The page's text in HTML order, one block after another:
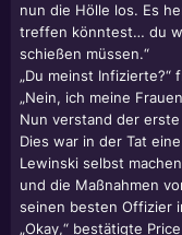
nun die Hölle los. Es
treffen könntest… du
schießen müssen.“
„Du meinst Infizierte?“
„Nein, ich meine
Nun verstand der
Dies war in der Tat
Lewinski selbst
und die Maßnahmen
seinen besten Offizier
„Okay,“ bestätigte